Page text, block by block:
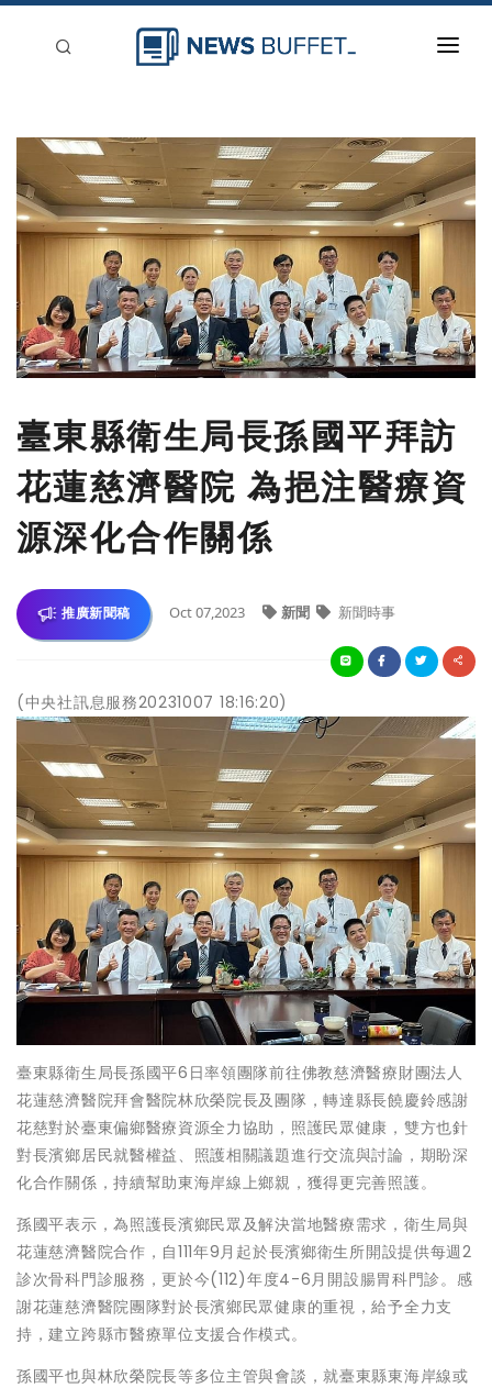
新聞稿分類
登入
刊登
臺東縣衛生局長孫國平拜訪
花蓮慈濟醫院 為挹注醫療資
源深化合作關係
推廣新聞稿 Oct 07,2023 新聞 新聞時事
(中央社訊息服務20231007 18:16:20)
臺東縣衛生局長孫國平6日率領團隊前往佛教慈濟醫療財團法人
花蓮慈濟醫院拜會醫院林欣榮院長及團隊，轉達縣長饒慶鈴感謝
花慈對於臺東偏鄉醫療資源全力協助，照護民眾健康，雙方也針
對長濱鄉居民就醫權益、照護相關議題進行交流與討論，期盼深
化合作關係，持續幫助東海岸線上鄉親，獲得更完善照護。
孫國平表示，為照護長濱鄉民眾及解決當地醫療需求，衛生局與
花蓮慈濟醫院合作，自111年9月起於長濱鄉衛生所開設提供每週2
診次骨科門診服務，更於今(112)年度4-6月開設腸胃科門診。感
謝花蓮慈濟醫院團隊對於長濱鄉民眾健康的重視，給予全力支
持，建立跨縣市醫療單位支援合作模式。
孫國平也與林欣榮院長等多位主管與會談，就臺東縣東海岸線或